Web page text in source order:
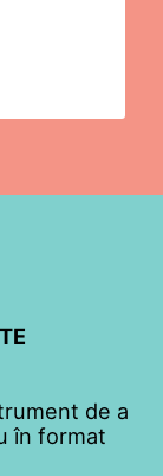
de a
în format